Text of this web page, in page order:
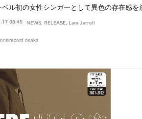
ベル初の女性シンガーとして異色の存在感
08:45 NEWS RELEASE Lara Jarrell
osaka